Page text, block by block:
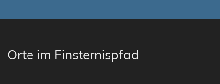
Orte im Finsternispfad